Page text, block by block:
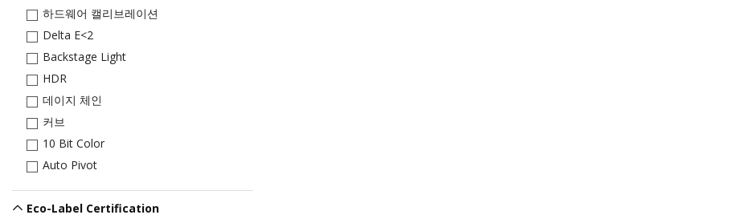
하드웨어 캘리브레이션
Delta E<2
Backstage Light
HDR
데이지 체인
커브
10 Bit Color
Auto Pivot
Eco-Label Certification